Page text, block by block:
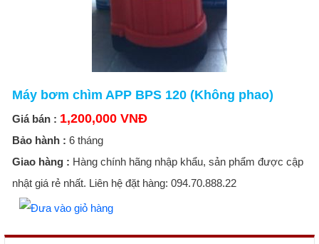
Máy bơm chìm APP BPS 120 (Không phao)
Giá bán : 1,200,000 VNĐ
Bảo hành : 6 tháng
Giao hàng : Hàng chính hãng nhập khẩu, sản phẩm được cập
nhật giá rẻ nhất. Liên hệ đặt hàng: 094.70.888.22